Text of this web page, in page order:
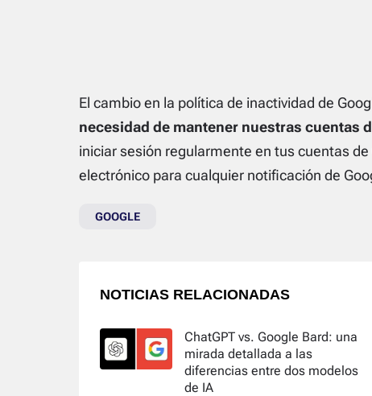
El cambio en la política de inactividad de
necesidad de mantener nuestras cuentas
iniciar sesión regularmente en tus cuentas
electrónico para cualquier notificación de
GOOGLE
NOTICIAS RELACIONADAS
ChatGPT vs. Google Bard: una
mirada detallada a las
diferencias entre dos modelos
de IA